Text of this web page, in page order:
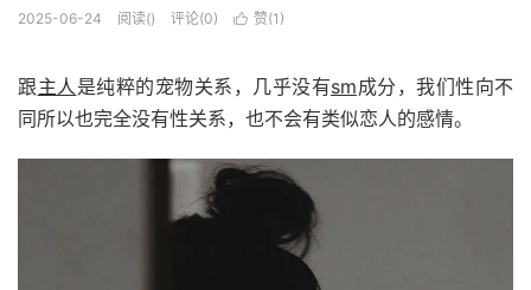
2025-06-24 阅读() 评论(0)  赞(1 )
跟主人是纯粹的宠物关系，几乎没有sm成分，我们性向不
同所以也完全没有性关系，也不会有类似恋人的感情。